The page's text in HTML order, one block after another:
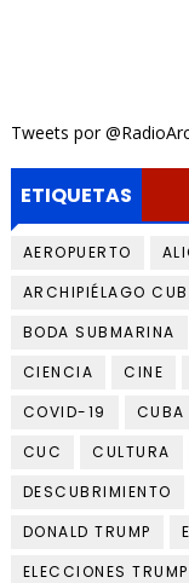
Tweets por
ETIQUETAS
AEROPUERTO
ARCHIPIÉLAGO
BODA SUBMARINA
CIENCIA
CINE
COVID-19
CUBA
CUC
CULTURA
DESCUBRIMIENTO
DONALD TRUMP
ELECCIONES TRUMP